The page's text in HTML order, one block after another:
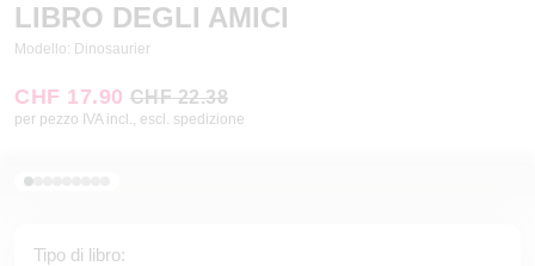
LIBRO DEGLI AMICI
Modello: Dinosaurier
CHF 17.90 CHF 22.38
per pezzo IVA incl., escl. spedizione
Tipo di libro: